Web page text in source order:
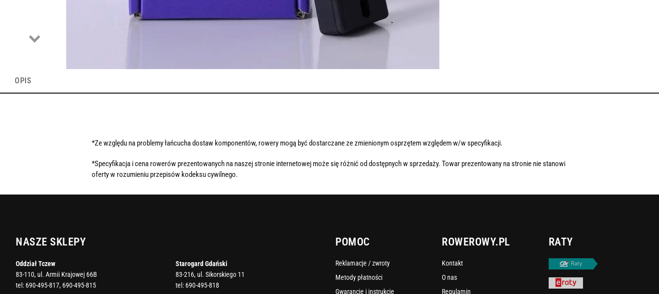
OPIS
*Ze względu na problemy łańcucha dostaw komponentów, rowery mogą być dostarczane ze zmienionym osprzętem względem w/w specyfikacji.
*Specyfikacja i cena rowerów prezentowanych na naszej stronie internetowej może się różnić od dostępnych w sprzedaży. Towar prezentowany na stronie nie stanowi
oferty w rozumieniu przepisów kodeksu cywilnego.
NASZE SKLEPY
Oddział Tczew
83-110, ul. Armii Krajowej 66B
tel: 690-495-817, 690-495-815
Starogard Gdański
83-216, ul. Sikorskiego 11
tel: 690-495-818
POMOC
Reklamacje / zwroty
Metody płatności
Gwarancje i instrukcje
ROWEROWY.PL
Kontakt
O nas
Regulamin
RATY